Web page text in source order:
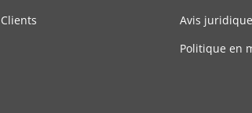
Clients
Avis juridique
Politique en